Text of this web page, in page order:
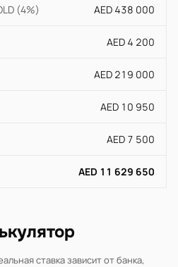
(4%) AED 438 000
AED 4 200
AED 219 000
AED 10 950
AED 7 500
AED 11 629 650
ставка зависит от банка,